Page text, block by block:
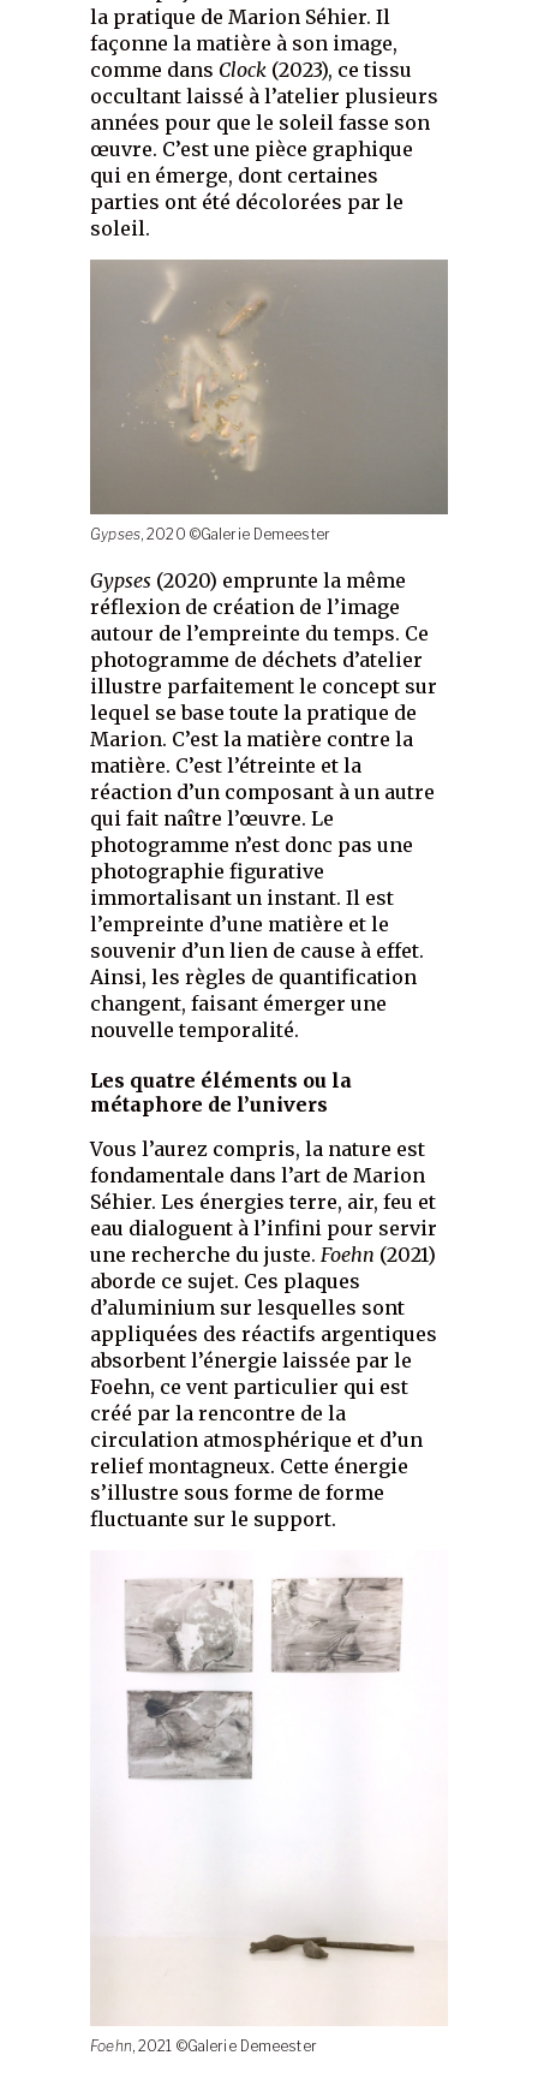
la pratique de Marion Séhier. Il
façonne la matière à son image,
comme dans Clock (2023), ce tissu
occultant laissé à l’atelier plusieurs
années pour que le soleil fasse son
œuvre. C’est une pièce graphique
qui en émerge, dont certaines
parties ont été décolorées par le
soleil.
Gypses, 2020 ©Galerie Demeester
Gypses (2020) emprunte la même
réflexion de création de l’image
autour de l’empreinte du temps. Ce
photogramme de déchets d’atelier
illustre parfaitement le concept sur
lequel se base toute la pratique de
Marion. C’est la matière contre la
matière. C’est l’étreinte et la
réaction d’un composant à un autre
qui fait naître l’œuvre. Le
photogramme n’est donc pas une
photographie figurative
immortalisant un instant. Il est
l’empreinte d’une matière et le
souvenir d’un lien de cause à effet.
Ainsi, les règles de quantification
changent, faisant émerger une
nouvelle temporalité.
Les quatre éléments ou la
métaphore de l’univers
Vous l’aurez compris, la nature est
fondamentale dans l’art de Marion
Séhier. Les énergies terre, air, feu et
eau dialoguent à l’infini pour servir
une recherche du juste. Foehn (2021)
aborde ce sujet. Ces plaques
d’aluminium sur lesquelles sont
appliquées des réactifs argentiques
absorbent l’énergie laissée par le
Foehn, ce vent particulier qui est
créé par la rencontre de la
circulation atmosphérique et d’un
relief montagneux. Cette énergie
s’illustre sous forme de forme
fluctuante sur le support.
Foehn, 2021 ©Galerie Demeester